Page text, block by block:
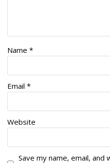
Name *
Email *
Website
Save my name, email,